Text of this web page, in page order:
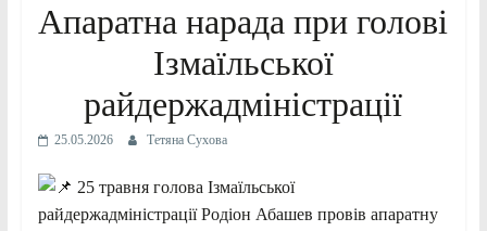
Апаратна нарада при голові
Ізмаїльської
райдержадміністрації
25.05.2026 Тетяна Сухова
25 травня голова Ізмаїльської
райдержадміністрації Родіон Абашев провів апаратну